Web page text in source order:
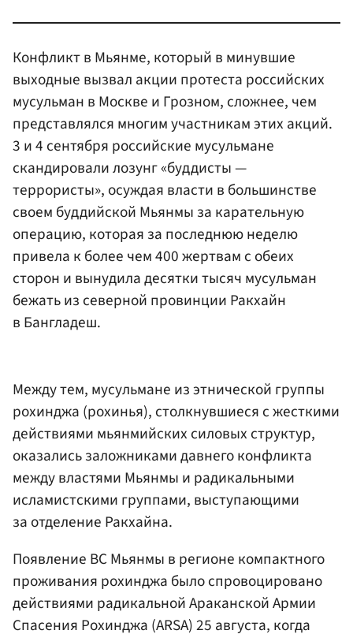
Конфликт в Мьянме, который в минувшие
выходные вызвал акции протеста российских
мусульман в Москве и Грозном, сложнее, чем
представлялся многим участникам этих акций.
3 и 4 сентября российские мусульмане
скандировали лозунг «буддисты —
террористы», осуждая власти в большинстве
своем буддийской Мьянмы за карательную
операцию, которая за последнюю неделю
привела к более чем 400 жертвам с обеих
сторон и вынудила десятки тысяч мусульман
бежать из северной провинции Ракхайн
в Бангладеш.
Между тем, мусульмане из этнической группы
рохинджа (рохинья), столкнувшиеся с жесткими
действиями мьянмийских силовых структур,
оказались заложниками давнего конфликта
между властями Мьянмы и радикальными
исламистскими группами, выступающими
за отделение Ракхайна.
Появление ВС Мьянмы в регионе компактного
проживания рохинджа было спровоцировано
действиями радикальной Араканской Армии
Cпасения Рохинджа (ARSA) 25 августа, когда